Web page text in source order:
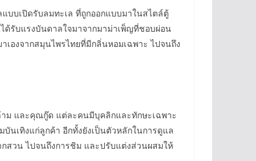
แบบเปิดรับลมทะเล ที่ถูกออกแบบมาในสไตล์ตู้
ด้รับแรงบันดาลใจมาจากมาม่าเพ็ญที่ชอบผ่อน
องจากสมุนไพรไทยที่มีกลิ่นหอมเฉพาะ ไปจนถึง
ม และคุณกู๊ด แต่ละคนมีบุคลิกและทักษะเฉพาะ
นเทิงแก่ลูกค้า อีกทั้งยังเป็นตัวหลักในการดูแล
สวน ไปจนถึงการชิม และปรับแต่งส่วนผสมให้